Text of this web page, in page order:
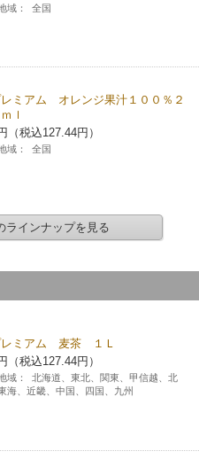
ング（店舗限定）
定）
域： 全国
レミアム オレンジ果汁１００％２
ｌ
（税込127.44円）
域： 全国
ラインナップを見る
レミアム 麦茶 １Ｌ
（税込127.44円）
域：
北海道、東北、関東、甲信越、北
海、近畿、中国、四国、九州